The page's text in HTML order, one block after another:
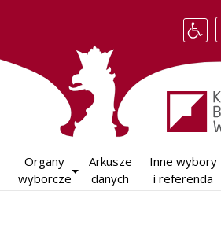
Organy
wyborcze
Arkusze
danych
Inne wybory
i referenda